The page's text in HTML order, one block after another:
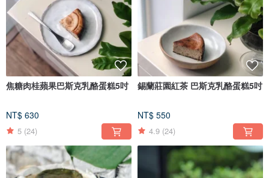
焦糖肉桂蘋果巴斯克乳酪蛋糕5吋
NT$ 630
5 (24)
錫蘭莊園紅茶 巴斯克乳酪蛋糕5吋
NT$ 550
4.9 (24)